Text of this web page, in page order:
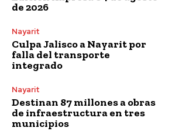
de 2026
Nayarit
Culpa Jalisco a Nayarit por
falla del transporte
integrado
Nayarit
Destinan 87 millones a obras
de infraestructura en tres
municipios